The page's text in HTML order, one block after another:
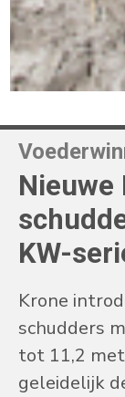
Nieuwe
KW-
Krone
schudders
tot 11,2
geleidelijk